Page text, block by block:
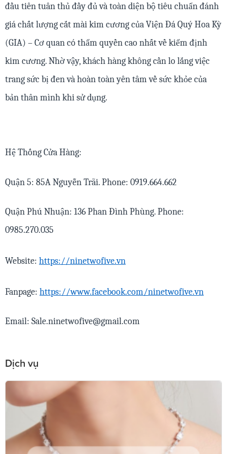
đầu tiên tuân thủ đầy đủ và toàn diện bộ tiêu chuẩn đánh
giá chất lượng cắt mài kim cương của Viện Đá Quý Hoa Kỳ
(GIA) – Cơ quan có thẩm quyền cao nhất về kiểm định
kim cương. Nhờ vậy, khách hàng không cần lo lắng việc
trang sức bị đen và hoàn toàn yên tâm về sức khỏe của
bản thân mình khi sử dụng.
Hệ Thống Cửa Hàng:
Quận 5: 85A Nguyễn Trãi. Phone: 0919.664.662
Quận Phú Nhuận: 136 Phan Đình Phùng. Phone:
0985.270.035
Website: https://ninetwofive.vn
Fanpage: https://www.facebook.com/ninetwofive.vn
Email: Sale.ninetwofive@gmail.com
Dịch vụ